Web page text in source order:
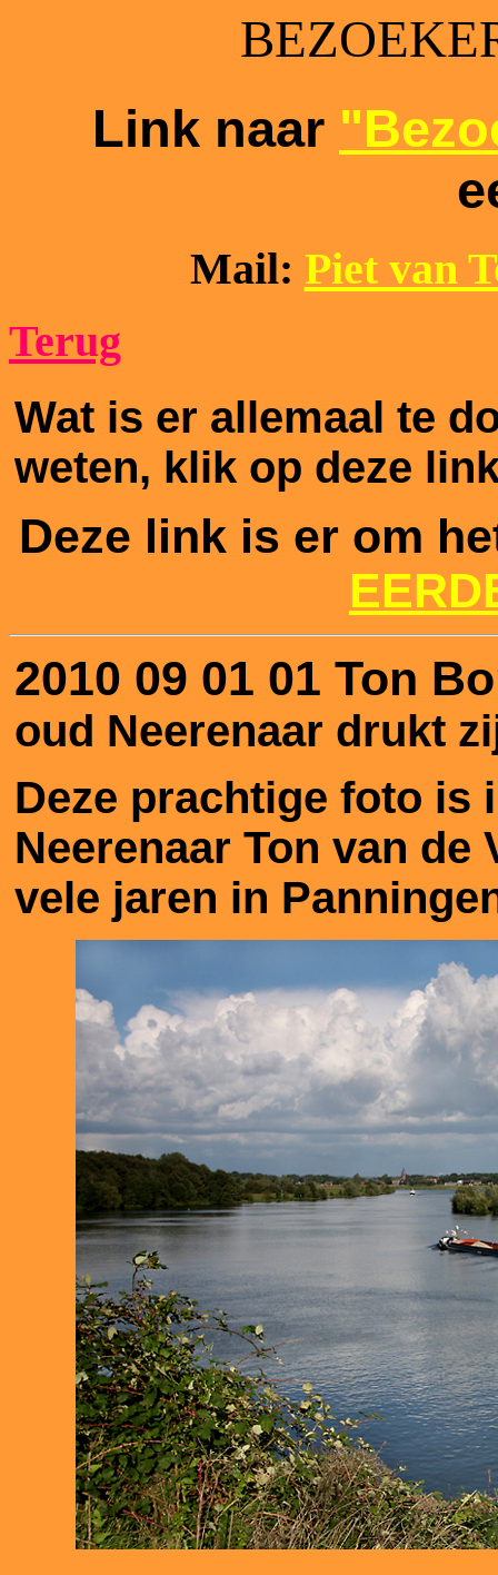
Link naar
Mail: Piet van
Terug
Wat is er allemaal te
weten, klik op deze
Deze link is er om
2010 09 01 01 Ton
oud Neerenaar drukt
Deze prachtige foto is
Neerenaar Ton van de
vele jaren in